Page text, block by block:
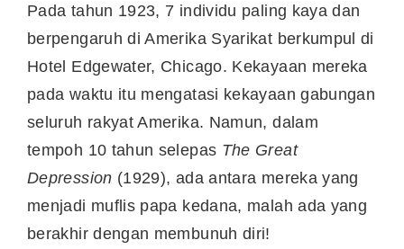
Pada tahun 1923, 7 individu paling kaya dan
berpengaruh di Amerika Syarikat berkumpul di
Hotel Edgewater, Chicago. Kekayaan mereka
pada waktu itu mengatasi kekayaan gabungan
seluruh rakyat Amerika. Namun, dalam
tempoh 10 tahun selepas The Great
Depression (1929), ada antara mereka yang
menjadi muflis papa kedana, malah ada yang
berakhir dengan membunuh diri!